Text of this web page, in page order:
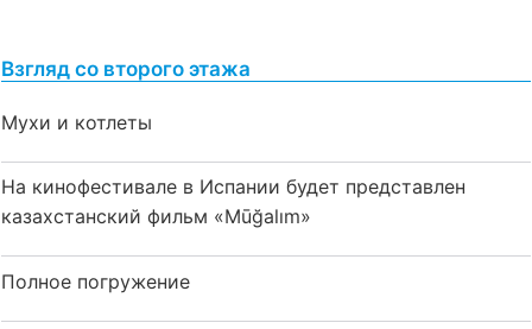
Взгляд со второго этажа
Мухи и котлеты
На кинофестивале в Испании будет представлен
казахстанский фильм «Mūğalım»
Полное погружение